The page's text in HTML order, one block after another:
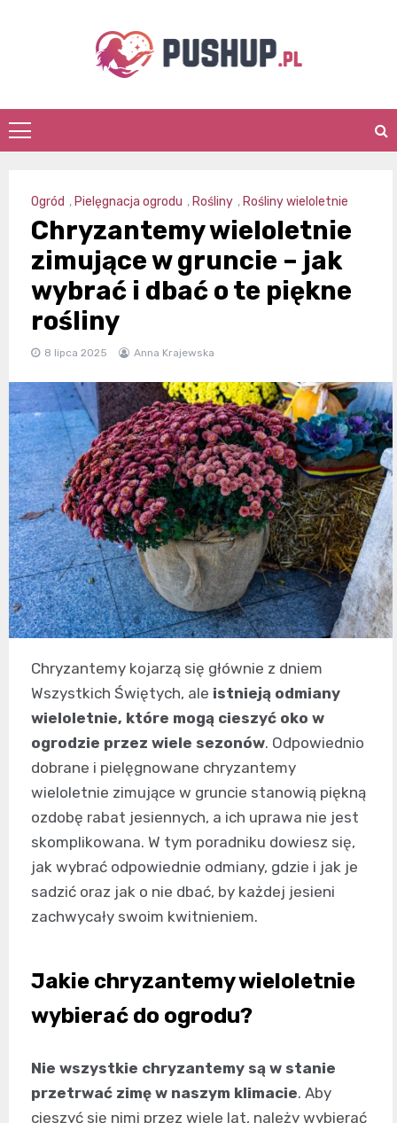
pushup.pl
Ogród , Pielęgnacja ogrodu , Rośliny , Rośliny wieloletnie
Chryzantemy wieloletnie
zimujące w gruncie – jak
wybrać i dbać o te piękne
rośliny
8 lipca 2025 Anna Krajewska
Chryzantemy kojarzą się głównie z dniem
Wszystkich Świętych, ale istnieją odmiany
wieloletnie, które mogą cieszyć oko w
ogrodzie przez wiele sezonów. Odpowiednio
dobrane i pielęgnowane chryzantemy
wieloletnie zimujące w gruncie stanowią piękną
ozdobę rabat jesiennych, a ich uprawa nie jest
skomplikowana. W tym poradniku dowiesz się,
jak wybrać odpowiednie odmiany, gdzie i jak je
sadzić oraz jak o nie dbać, by każdej jesieni
zachwycały swoim kwitnieniem.
Jakie chryzantemy wieloletnie
wybierać do ogrodu?
Nie wszystkie chryzantemy są w stanie
przetrwać zimę w naszym klimacie. Aby
cieszyć się nimi przez wiele lat, należy wybierać